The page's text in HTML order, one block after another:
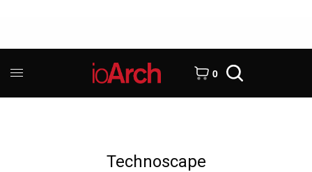
0
Technoscape